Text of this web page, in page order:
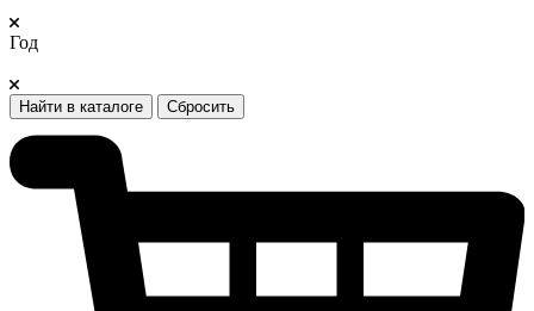
Год
Найти в каталоге Сбросить